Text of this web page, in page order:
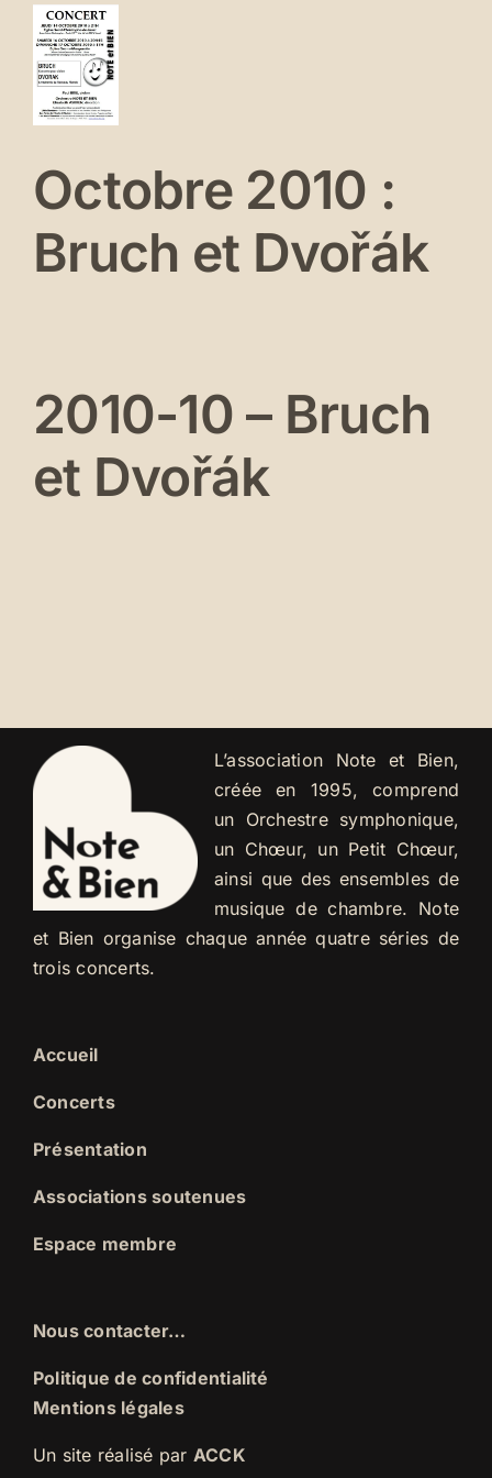
Se connecter
Octobre 2010 :
Bruch et Dvořák
2010-10 – Bruch
et Dvořák
L’association Note et Bien,
créée en 1995, comprend
un Orchestre symphonique,
un Chœur, un Petit Chœur,
ainsi que des ensembles de
musique de chambre. Note
et Bien organise chaque année quatre séries de
trois concerts.
Accueil
Concerts
Présentation
Associations soutenues
Espace membre
Nous contacter…
Politique de confidentialité
Mentions légales
Un site réalisé par ACCK